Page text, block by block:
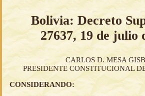
Bolivia: Decreto
27637, 19 de julio
CARLOS D. MESA
PRESIDENTE CONSTITUCIONAL
CONSIDERANDO: